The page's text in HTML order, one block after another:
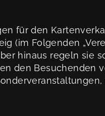
für den
(im Folgenden
hinaus regeln sie
den Besuchenden